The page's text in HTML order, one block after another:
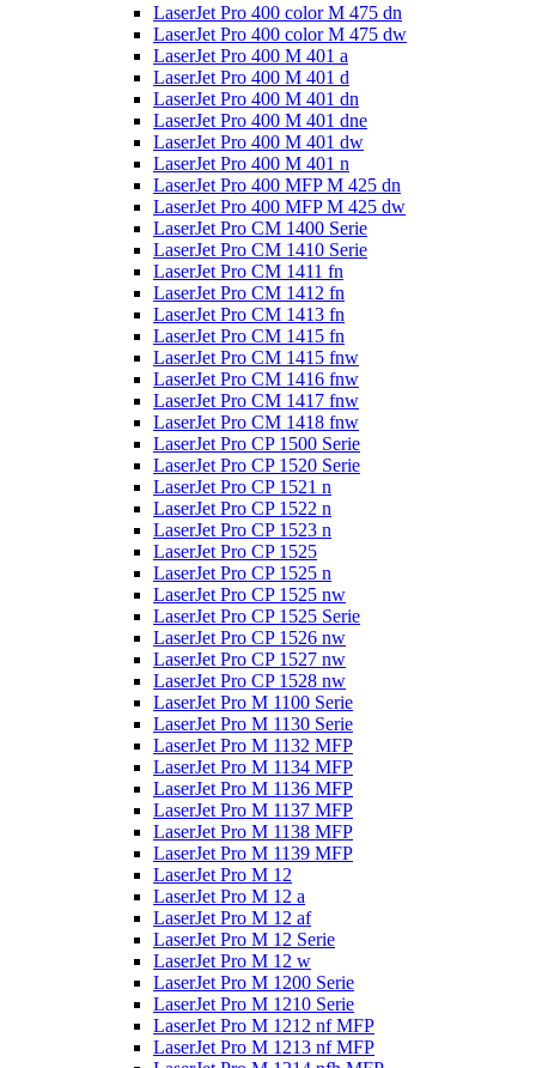
LaserJet Pro 400 color M 475 dn
LaserJet Pro 400 color M 475 dw
LaserJet Pro 400 M 401 a
LaserJet Pro 400 M 401 d
LaserJet Pro 400 M 401 dn
LaserJet Pro 400 M 401 dne
LaserJet Pro 400 M 401 dw
LaserJet Pro 400 M 401 n
LaserJet Pro 400 MFP M 425 dn
LaserJet Pro 400 MFP M 425 dw
LaserJet Pro CM 1400 Serie
LaserJet Pro CM 1410 Serie
LaserJet Pro CM 1411 fn
LaserJet Pro CM 1412 fn
LaserJet Pro CM 1413 fn
LaserJet Pro CM 1415 fn
LaserJet Pro CM 1415 fnw
LaserJet Pro CM 1416 fnw
LaserJet Pro CM 1417 fnw
LaserJet Pro CM 1418 fnw
LaserJet Pro CP 1500 Serie
LaserJet Pro CP 1520 Serie
LaserJet Pro CP 1521 n
LaserJet Pro CP 1522 n
LaserJet Pro CP 1523 n
LaserJet Pro CP 1525
LaserJet Pro CP 1525 n
LaserJet Pro CP 1525 nw
LaserJet Pro CP 1525 Serie
LaserJet Pro CP 1526 nw
LaserJet Pro CP 1527 nw
LaserJet Pro CP 1528 nw
LaserJet Pro M 1100 Serie
LaserJet Pro M 1130 Serie
LaserJet Pro M 1132 MFP
LaserJet Pro M 1134 MFP
LaserJet Pro M 1136 MFP
LaserJet Pro M 1137 MFP
LaserJet Pro M 1138 MFP
LaserJet Pro M 1139 MFP
LaserJet Pro M 12
LaserJet Pro M 12 a
LaserJet Pro M 12 af
LaserJet Pro M 12 Serie
LaserJet Pro M 12 w
LaserJet Pro M 1200 Serie
LaserJet Pro M 1210 Serie
LaserJet Pro M 1212 nf MFP
LaserJet Pro M 1213 nf MFP